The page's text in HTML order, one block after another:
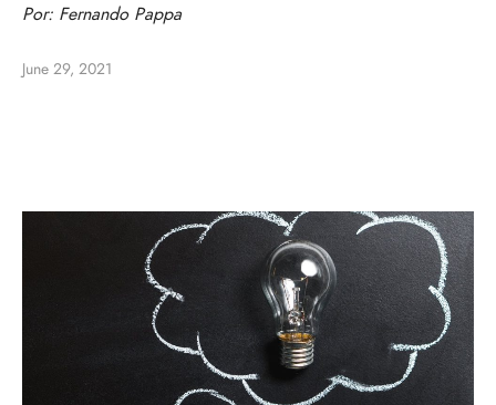
Por: Fernando Pappa
June 29, 2021